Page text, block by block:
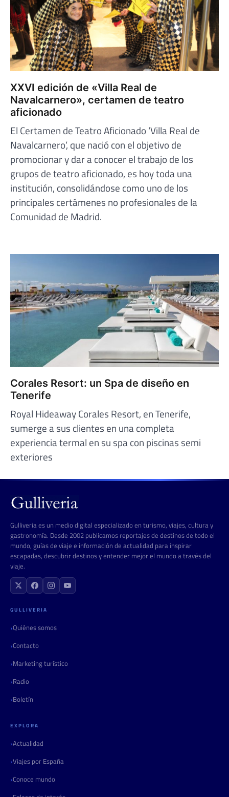
XXVI edición de «Villa Real de
Navalcarnero», certamen de teatro
aficionado
El Certamen de Teatro Aficionado ‘Villa Real de
Navalcarnero’, que nació con el objetivo de
promocionar y dar a conocer el trabajo de los
grupos de teatro aficionado, es hoy toda una
institución, consolidándose como uno de los
principales certámenes no profesionales de la
Comunidad de Madrid.
Corales Resort: un Spa de diseño en
Tenerife
Royal Hideaway Corales Resort, en Tenerife,
sumerge a sus clientes en una completa
experiencia termal en su spa con piscinas semi
exteriores
Gulliveria es un medio digital especializado en turismo, viajes, cultura y
gastronomía. Desde 2002 publicamos reportajes de destinos de todo el
mundo, guías de viaje e información de actualidad para inspirar
escapadas, descubrir destinos y entender mejor el mundo a través del
viaje.
GULLIVERIA
Quiénes somos
Contacto
Marketing turístico
Radio
Boletín
EXPLORA
Actualidad
Viajes por España
Conoce mundo